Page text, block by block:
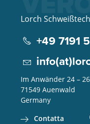
Lorch
+49 7191
Im Anwänder 24 – 26
71549 Auenwald
Germany
Contatta